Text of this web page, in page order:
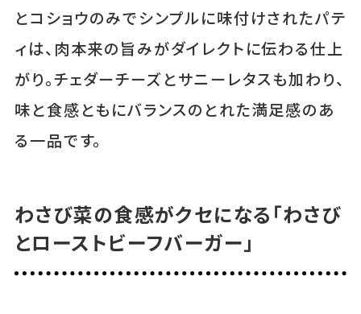
とコショウのみでシンプルに味付けされたパテ
ィは、肉本来の旨みがダイレクトに伝わる仕上
がり。チェダーチーズとサニーレタスも加わり、
味と食感ともにバランスのとれた満足感のあ
る一品です。
わさび菜の食感がクセになる「わさび
とローストビーフバーガー」